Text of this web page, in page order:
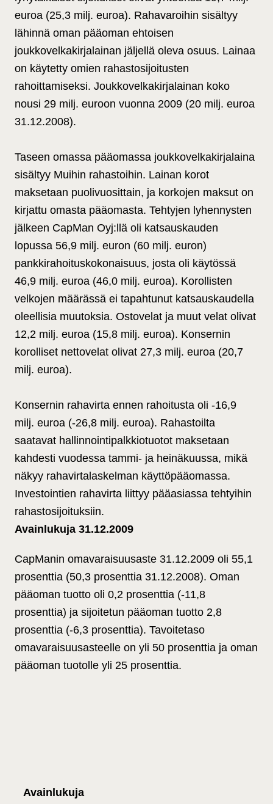
euroa (25,3 milj. euroa). Rahavaroihin sisältyy
lähinnä oman pääoman ehtoisen
joukkovelkakirjalainan jäljellä oleva osuus. Lainaa
on käytetty omien rahastosijoitusten
rahoittamiseksi. Joukkovelkakirjalainan koko
nousi 29 milj. euroon vuonna 2009 (20 milj. euroa
31.12.2008).
Taseen omassa pääomassa joukkovelkakirjalaina
sisältyy Muihin rahastoihin. Lainan korot
maksetaan puolivuosittain, ja korkojen maksut on
kirjattu omasta pääomasta. Tehtyjen lyhennysten
jälkeen CapMan Oyj:llä oli katsauskauden
lopussa 56,9 milj. euron (60 milj. euron)
pankkirahoituskokonaisuus, josta oli käytössä
46,9 milj. euroa (46,0 milj. euroa). Korollisten
velkojen määrässä ei tapahtunut katsauskaudella
oleellisia muutoksia. Ostovelat ja muut velat olivat
12,2 milj. euroa (15,8 milj. euroa). Konsernin
korolliset nettovelat olivat 27,3 milj. euroa (20,7
milj. euroa).
Konsernin rahavirta ennen rahoitusta oli -16,9
milj. euroa (-26,8 milj. euroa). Rahastoilta
saatavat hallinnointipalkkiotuotot maksetaan
kahdesti vuodessa tammi- ja heinäkuussa, mikä
näkyy rahavirtalaskelman käyttöpääomassa.
Investointien rahavirta liittyy pääasiassa tehtyihin
rahastosijoituksiin.
Avainlukuja 31.12.2009
CapManin omavaraisuusaste 31.12.2009 oli 55,1
prosenttia (50,3 prosenttia 31.12.2008). Oman
pääoman tuotto oli 0,2 prosenttia (-11,8
prosenttia) ja sijoitetun pääoman tuotto 2,8
prosenttia (-6,3 prosenttia). Tavoitetaso
omavaraisuusasteelle on yli 50 prosenttia ja oman
pääoman tuotolle yli 25 prosenttia.
Avainlukuja